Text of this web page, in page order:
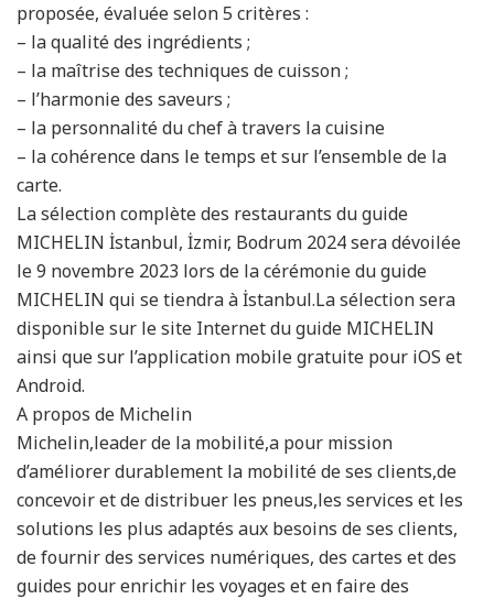
proposée, évaluée selon 5 critères :
– la qualité des ingrédients ;
– la maîtrise des techniques de cuisson ;
– l’harmonie des saveurs ;
– la personnalité du chef à travers la cuisine
– la cohérence dans le temps et sur l’ensemble de la
carte.
La sélection complète des restaurants du guide
MICHELIN İstanbul, İzmir, Bodrum 2024 sera dévoilée
le 9 novembre 2023 lors de la cérémonie du guide
MICHELIN qui se tiendra à İstanbul.La sélection sera
disponible sur le site Internet du guide MICHELIN
ainsi que sur l’application mobile gratuite pour iOS et
Android.
A propos de Michelin
Michelin,leader de la mobilité,a pour mission
d’améliorer durablement la mobilité de ses clients,de
concevoir et de distribuer les pneus,les services et les
solutions les plus adaptés aux besoins de ses clients,
de fournir des services numériques, des cartes et des
guides pour enrichir les voyages et en faire des